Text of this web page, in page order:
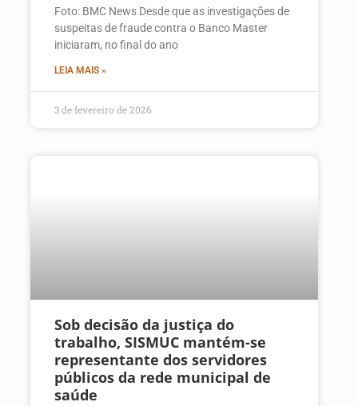
Foto: BMC News Desde que as investigações de
suspeitas de fraude contra o Banco Master
iniciaram, no final do ano
LEIA MAIS »
3 de fevereiro de 2026
Sob decisão da justiça do
trabalho, SISMUC mantém-se
representante dos servidores
públicos da rede municipal de
saúde